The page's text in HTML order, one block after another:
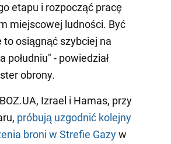
etapu i rozpocząć pracę
miejscowej ludności. Być
to osiągnąć szybciej na
południu" - powiedział
obrony.
Izrael i Hamas, przy
próbują uzgodnić kolejny
broni w Strefie Gazyw